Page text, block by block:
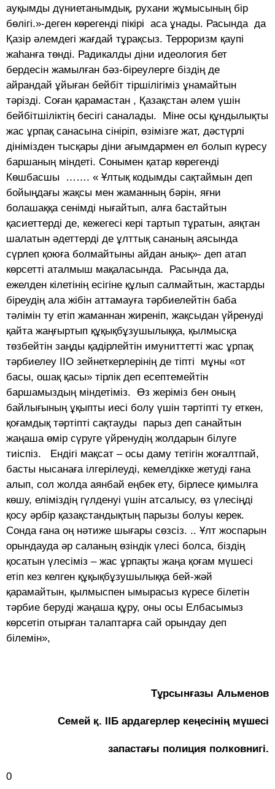
ауқымды дүниетанымдық, рухани жұ­мысының бір
бөлігі.»-деген көрегенді пікірі аса ұнады. Расында да
Қазір әлемдегі жағдай тұрақсыз. Терроризм қаупі
жаһанға төнді. Радикалды діни идеология бет
бердесін жамылған бәз-біреулерге біздің де
айрандай ұйыған бейбіт тіршілігіміз ұнамайтын
тәрізді. Соған қарамастан , Қазақстан әлем үшін
бейбітшіліктің бесігі саналады. Міне осы құндылықты
жас ұрпақ санасына сініріп, өзімізге жат, дәстүрлі
дінімізден тысқары діни ағымдармен ел болып күресу
баршаның міндеті. Сонымен қатар көрегенді
Көшбасшы ……. « Ұлтық кодымды сақтаймын деп
бойыңдағы жақсы мен жаманның бәрін, яғни
болашаққа сенімді нығайтып, алға бастайтын
қасиеттерді де, кежегесі кері тартып тұратын, аяқтан
шалатын әдеттерді де ұлттық сананың аясында
сүрлеп қоюға болмайтыны айдан анық»- деп атап
көрсетті аталмыш мақаласында. Расында да,
ежелден кілетінің есігіне құлып салмайтын, жастарды
біреудің ала жібін аттамауға тәрбиелейтін баба
тәлімін ту етіп жаманнан жиреніп, жақсыдан үйренуді
қайта жаңғыртып құқықбұзушылыққа, қылмысқа
төзбейтін заңды қадірлейтін имуниттетті жас ұрпақ
тәрбиелеу ІІО зейнеткерлерінің де тіпті мұны «от
басы, ошақ қасы» тірлік деп есептемейтін
баршамыздың міндетіміз. Өз жеріміз бен оның
байлығының ұқыпты иесі болу үшін тәртіпті ту еткен,
қоғамдық тәртіпті сақтауды парыз деп санайтын
жаңаша өмір сүруге үйренудің жолдарын білуге
тиіспіз. Ендігі мақсат – осы даму тетігін жоғалтпай,
басты нысанаға ілгерілеуді, кемелдікке жетуді ғана
алып, сол жолда аянбай еңбек ету, бірлесе қимылға
көшу, еліміздің гүлденуі үшін атсалысу, өз үлесіңді
қосу әрбір қазақстандықтың парызы болуы керек.
Сонда ғана оң нәтиже шығары сөзсіз. .. Ұлт жоспарын
орындауда әр саланың өзіндік үлесі болса, біздің
қосатын үлесіміз – жас ұрпақты жаңа қоғам мүшесі
етіп кез келген құқықбұзушылыққа бей-жәй
қарамайтын, қылмыспен ымырасыз күресе білетін
тәрбие беруді жаңаша құру, оны осы Елбасымыз
көрсетіп отырған талаптарға сай орындау деп
білемін»,
Тұрсынғазы Альменов
Семей қ. ІІБ ардагерлер кеңесінің мүшесі
запастағы полиция полковнигі.
0